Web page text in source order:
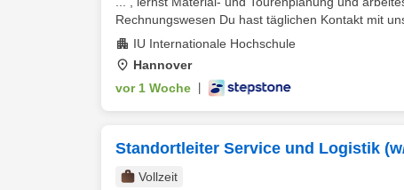
Rechnungswesen Du hast täglichen Kontakt mit
IU Internationale Hochschule
Hannover
vor 1 Woche
Standortleiter Service und Logistik
Vollzeit